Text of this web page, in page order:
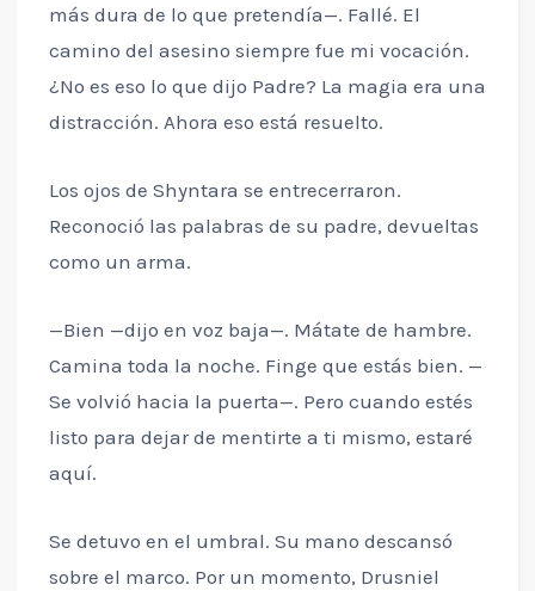
más dura de lo que pretendía—. Fallé. El
camino del asesino siempre fue mi vocación.
¿No es eso lo que dijo Padre? La magia era una
distracción. Ahora eso está resuelto.
Los ojos de Shyntara se entrecerraron.
Reconoció las palabras de su padre, devueltas
como un arma.
—Bien —dijo en voz baja—. Mátate de hambre.
Camina toda la noche. Finge que estás bien. —
Se volvió hacia la puerta—. Pero cuando estés
listo para dejar de mentirte a ti mismo, estaré
aquí.
Se detuvo en el umbral. Su mano descansó
sobre el marco. Por un momento, Drusniel